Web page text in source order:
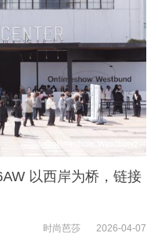
以西岸为桥，链接
时尚芭莎 2026-04-07